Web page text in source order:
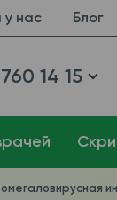
у нас Блог
14 15